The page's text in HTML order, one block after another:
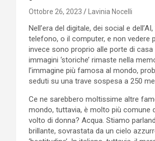
Ottobre 26, 2023 Lavinia Nocelli
Nell’era del digitale, dei social e
telefono, o il computer, e non vedere
invece sono proprio alle porte di
immagini ‘storiche’ rimaste nella
l’immagine più famosa al mondo,
seduti su una trave sospesa a 250
Ce ne sarebbero moltissime altre
mondo, tuttavia, è molto più comune
volto di donna? Acqua. Stiamo
brillante, sovrastata da un cielo